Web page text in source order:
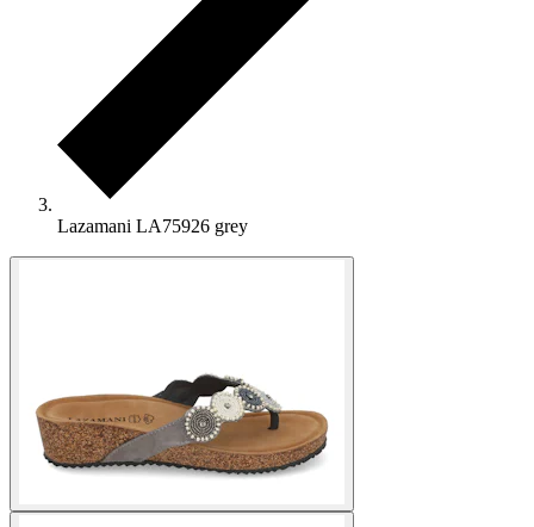
Lazamani LA75926 grey